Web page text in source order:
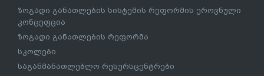
ზოგადი განათლების სისტემის რეფორმის ეროვნული
კონცეფცია
ზოგადი განათლების რეფორმა
სკოლები
საგანმანათლებლო რესურსცენტრები